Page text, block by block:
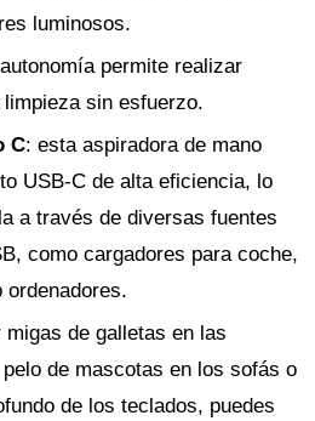
luminosos.
permite realizar
sin esfuerzo.
C: esta aspiradora de mano
USB-C de alta eficiencia, lo
a través de diversas fuentes
como cargadores para coche,
de galletas en las
de mascotas en los sofás o
de los teclados, puedes